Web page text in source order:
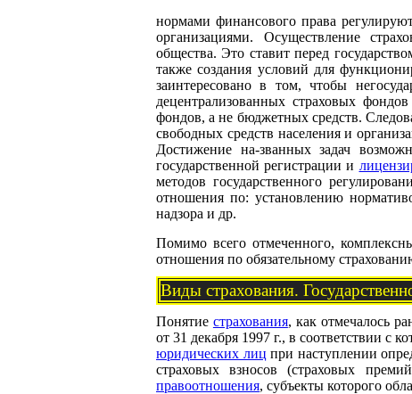
нормами финансового права
организациями. Осуществление
общества. Это ставит перед
также создания условий для
заинтересовано в том, чтобы
децентрализованных страховых
фондов, а не бюджетных средств.
свободных средств населения и
Достижение на-званных задач
государственной регистрации и
методов государственного
отношения по: установлению
надзора и др.
Помимо всего отмеченного,
отношения по обязательному
Виды страхования.
Понятие страхования, как отмечалось
от 31 декабря 1997 г., в соответствии с
юридических лиц при наступлении
страховых взносов (страховых
правоотношения, субъекты которого